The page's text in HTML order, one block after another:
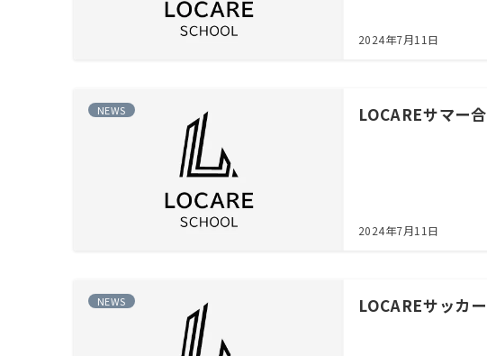
2024年7月11日
NEWS LOCAREサマー
2024年7月11日
NEWS LOCAREサッカ